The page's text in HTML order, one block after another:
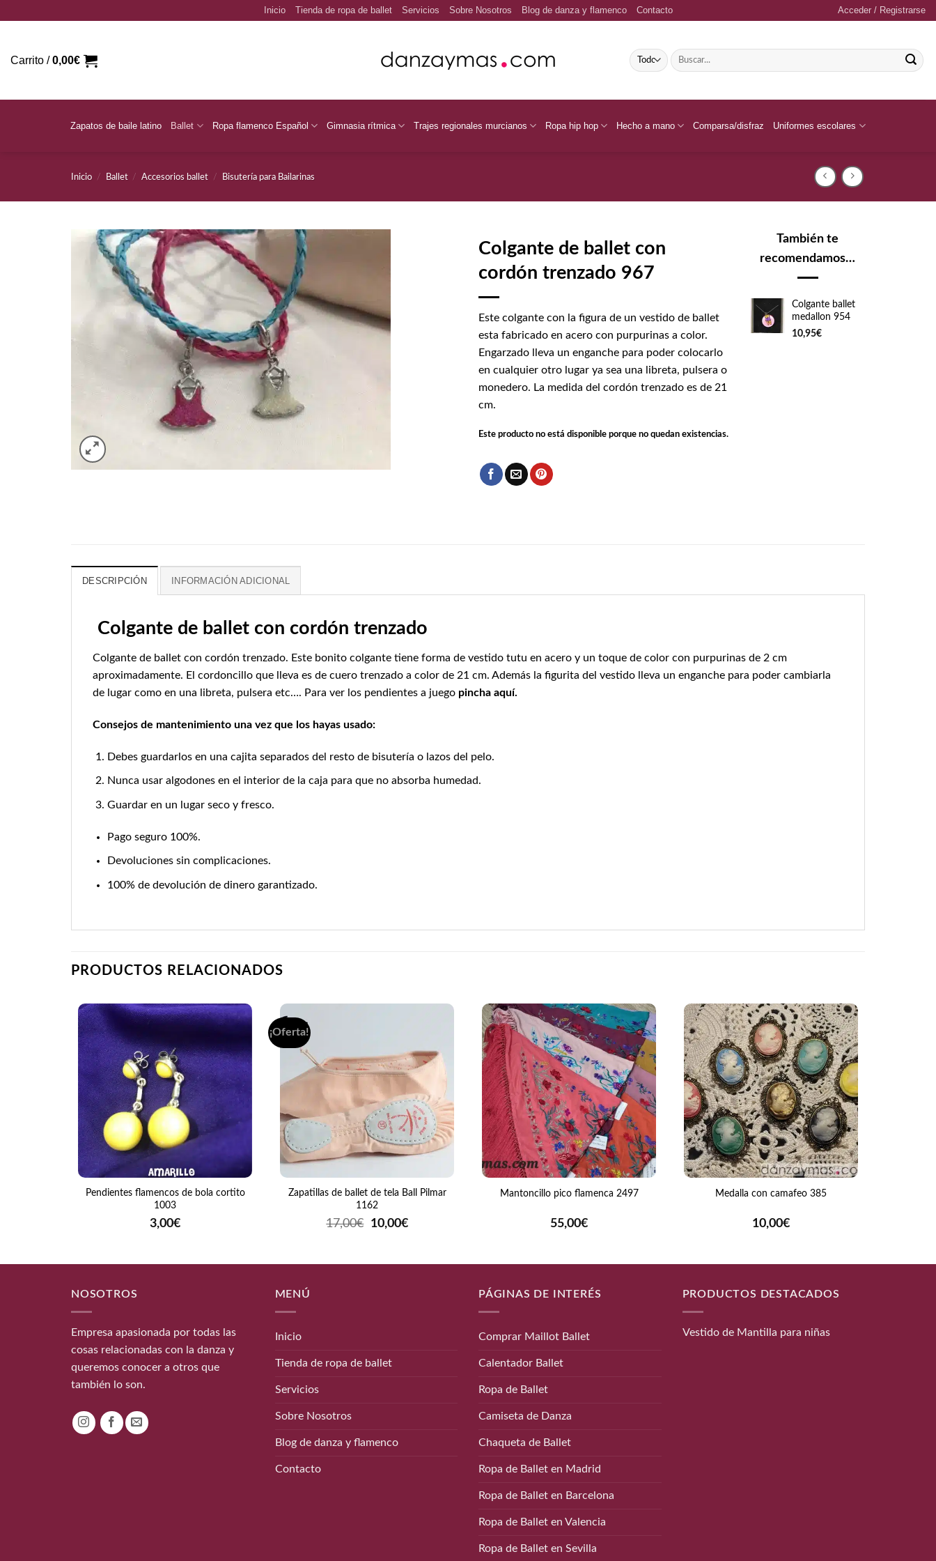
Inicio Tienda de ropa de ballet Servicios Sobre Nosotros Blog de danza y flamenco Contacto Acceder / Registrarse
Carrito /0,00€
Buscar
por:
Zapatos de baile latino Ballet Ropa flamenco Español Gimnasia rítmica Trajes regionales murcianos Ropa hip hop Hecho a mano Comparsa/disfraz Uniformes escolares
Inicio / Ballet / Accesorios ballet / Bisutería para Bailarinas
Colgante de ballet con
cordón trenzado 967
Este colgante con la figura de un vestido de ballet
esta fabricado en acero con purpurinas a color.
Engarzado lleva un enganche para poder colocarlo
en cualquier otro lugar ya sea una libreta, pulsera o
monedero. La medida del cordón trenzado es de 21
cm.
Este producto no está disponible porque no quedan existencias.
También te
recomendamos…
Colgante ballet
medallon 954
10,95€
DESCRIPCIÓN INFORMACIÓN ADICIONAL
Colgante de ballet con cordón trenzado
Colgante de ballet con cordón trenzado. Este bonito colgante tiene forma de vestido tutu en acero y un toque de color con purpurinas de 2 cm
aproximadamente. El cordoncillo que lleva es de cuero trenzado a color de 21 cm. Además la figurita del vestido lleva un enganche para poder cambiarla
de lugar como en una libreta, pulsera etc…. Para ver los pendientes a juego pincha aquí.
Consejos de mantenimiento una vez que los hayas usado:
Debes guardarlos en una cajita separados del resto de bisutería o lazos del pelo.
Nunca usar algodones en el interior de la caja para que no absorba humedad.
Guardar en un lugar seco y fresco.
Pago seguro 100%.
Devoluciones sin complicaciones.
100% de devolución de dinero garantizado.
PRODUCTOS RELACIONADOS
Pendientes flamencos de bola cortito
1003
3,00€
¡Oferta!
+
Zapatillas de ballet de tela Ball Pilmar
1162
17,00€ El
10,00€El
+
Mantoncillo pico flamenca 2497
55,00€
+
Medalla con camafeo 385
10,00€
NOSOTROS
Empresa apasionada por todas las
cosas relacionadas con la danza y
queremos conocer a otros que
también lo son.
MENÚ
Inicio
Tienda de ropa de ballet
Servicios
Sobre Nosotros
Blog de danza y flamenco
Contacto
PÁGINAS DE INTERÉS
Comprar Maillot Ballet
Calentador Ballet
Ropa de Ballet
Camiseta de Danza
Chaqueta de Ballet
Ropa de Ballet en Madrid
Ropa de Ballet en Barcelona
Ropa de Ballet en Valencia
Ropa de Ballet en Sevilla
PRODUCTOS DESTACADOS
Vestido de Mantilla para niñas